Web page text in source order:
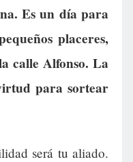
Es un día para
placeres,
calle Alfonso. La
para sortear
será tu aliado.